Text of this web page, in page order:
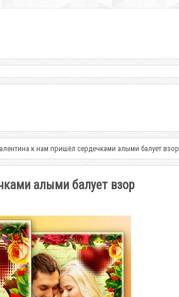
к нам пришёл сердечками алыми балует взор
алыми балует взор